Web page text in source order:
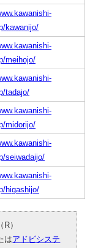
kawanijo/
meihojo/
tadajo/
midorijo/
seiwadaijo/
higashijo/
）
はアドビシステ